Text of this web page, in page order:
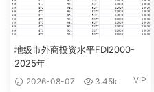
地级市外商投资水平FDI2000-
2025年
2026-08-07 3.45k VIP